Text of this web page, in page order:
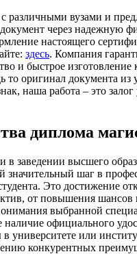
различными вузами и
документ через надежную
настоящего
здесь. Компания
и быстрое изготовление
то оригинал документа из
наша работа – это
диплома
в заведении высшего
значительный шаг в
Это достижение
от повышения шансов
выбранной
официального
университете или
конкурентных